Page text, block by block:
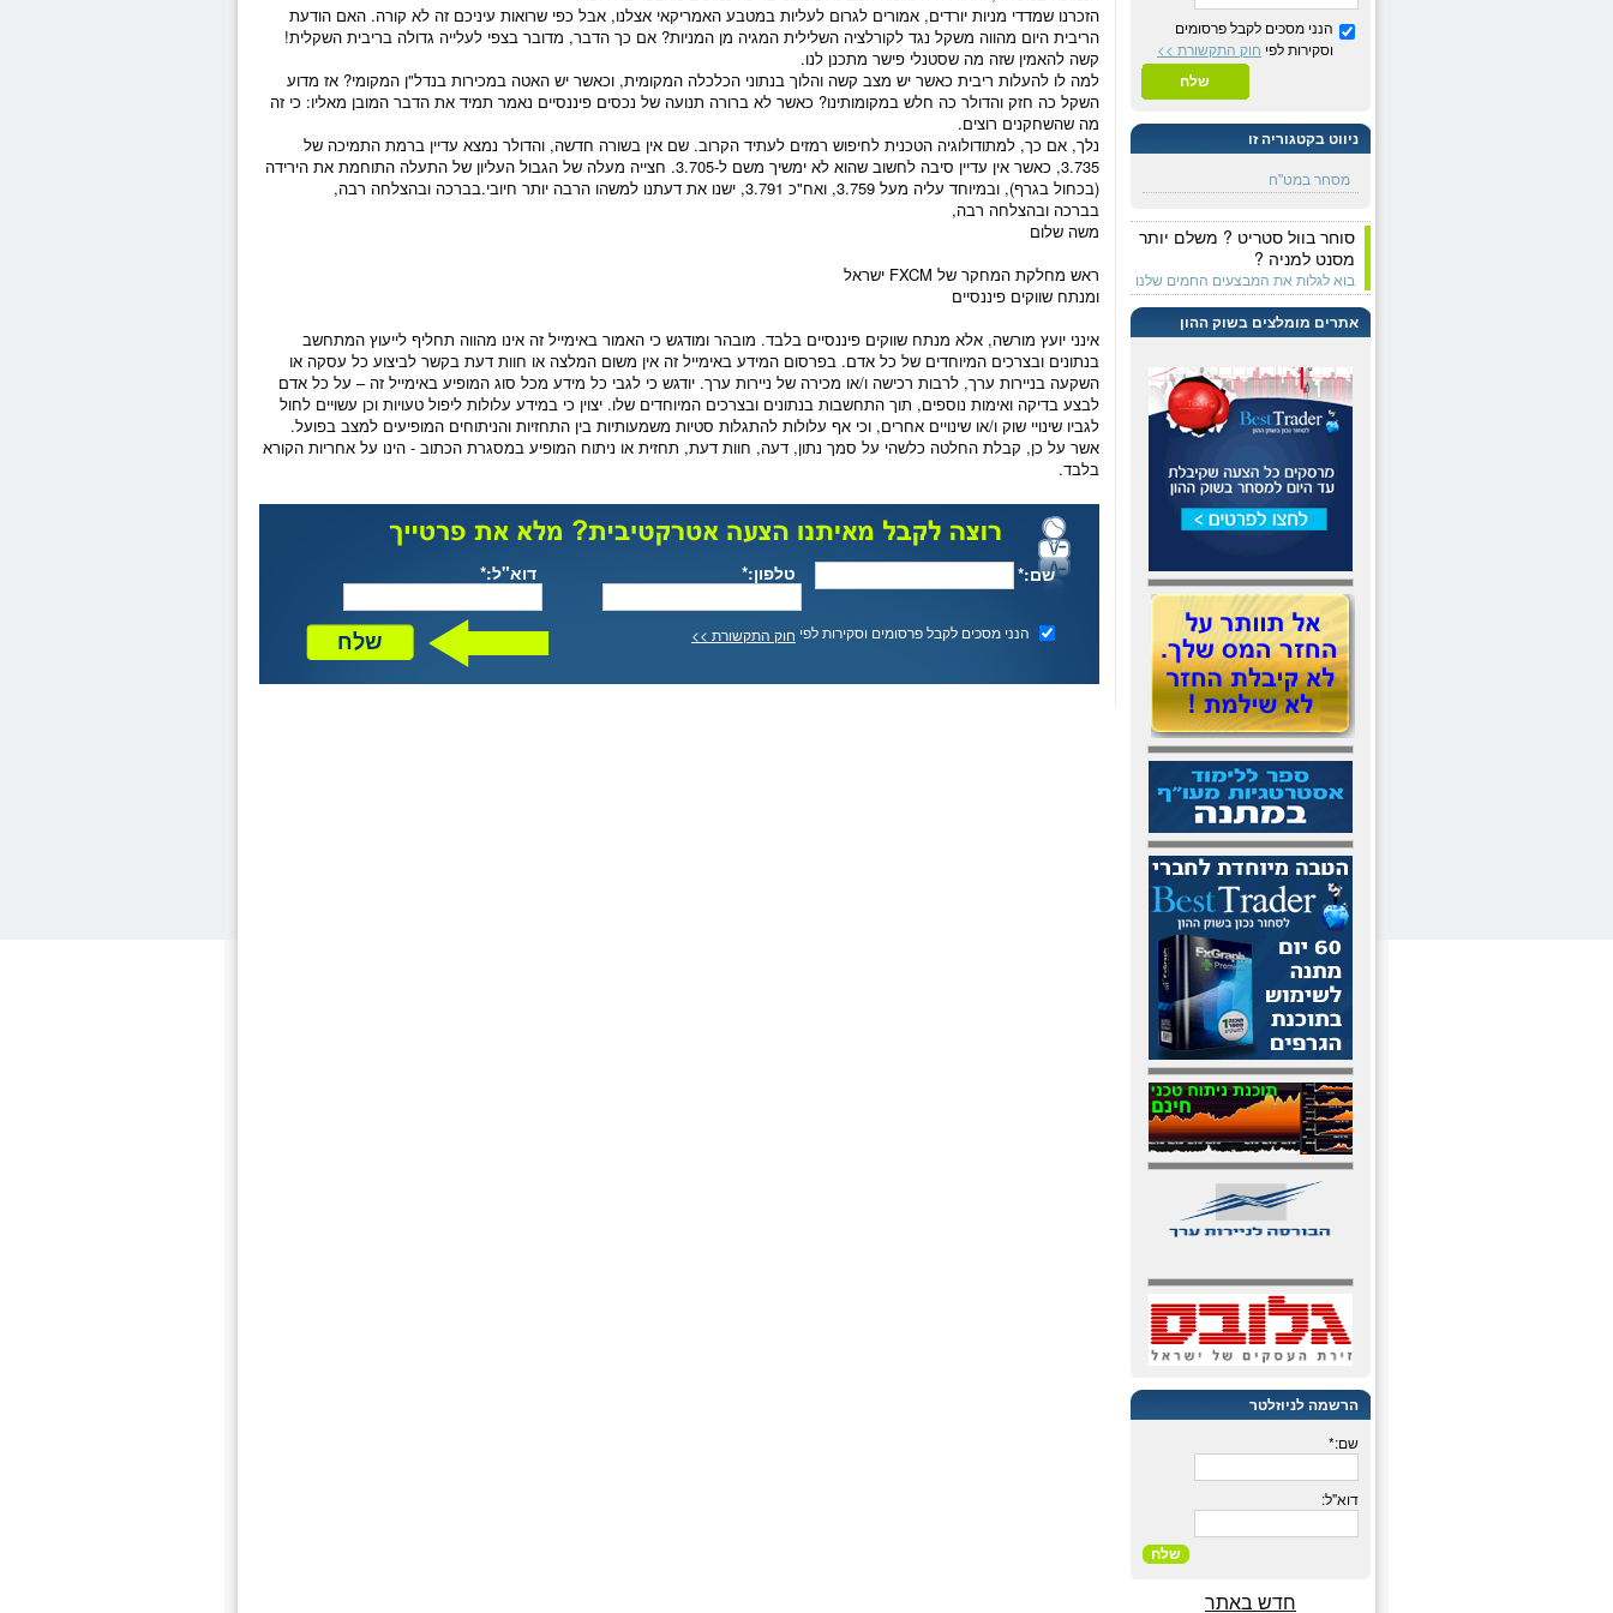
הזכרנו שמדדי מניות יורדים, אמורים לגרום לעליות במטבע האמריקאי אצלנו, אבל כפי שרואות עיניכם זה לא קורה. האם הודעת
הריבית היום מהווה משקל נגד לקורלציה השלילית המגיה מן המניות? אם כך הדבר, מדובר בצפי לעלייה גדולה בריבית השקלית!
קשה להאמין שזה מה שסטנלי פישר מתכנן לנו.
למה לו להעלות ריבית כאשר יש מצב קשה והלוך בנתוני הכלכלה המקומית, וכאשר יש האטה במכירות בנדל"ן המקומי? אז מדוע
השקל כה חזק והדולר כה חלש במקומותינו? כאשר לא ברורה תנועה של נכסים פיננסיים נאמר תמיד את הדבר המובן מאליו: כי זה
מה שהשחקנים רוצים.
נלך, אם כך, למתודולוגיה הטכנית לחיפוש רמזים לעתיד הקרוב. שם אין בשורה חדשה, והדולר נמצא עדיין ברמת התמיכה של
3.735, כאשר אין עדיין סיבה לחשוב שהוא לא ימשיך משם ל-3.705. חצייה מעלה של הגבול העליון של התעלה התוחמת את הירידה
(בכחול בגרף), ובמיוחד עליה מעל 3.759, ואח"כ 3.791, ישנו את דעתנו למשהו הרבה יותר חיובי.בברכה ובהצלחה רבה,
בברכה ובהצלחה רבה,
משה שלום
ראש מחלקת המחקר של FXCM ישראל
ומנתח שווקים פיננסיים
אינני יועץ מורשה, אלא מנתח שווקים פיננסיים בלבד. מובהר ומודגש כי האמור באימייל זה אינו מהווה תחליף לייעוץ המתחשב
בנתונים ובצרכים המיוחדים של כל אדם. בפרסום המידע באימייל זה אין משום המלצה או חוות דעת בקשר לביצוע כל עסקה או
השקעה בניירות ערך, לרבות רכישה ו/או מכירה של ניירות ערך. יודגש כי לגבי כל מידע מכל סוג המופיע באימייל זה – על כל אדם
לבצע בדיקה ואימות נוספים, תוך התחשבות בנתונים ובצרכים המיוחדים שלו. יצוין כי במידע עלולות ליפול טעויות וכן עשויים לחול
לגביו שינויי שוק ו/או שינויים אחרים, וכי אף עלולות להתגלות סטיות משמעותיות בין התחזיות והניתוחים המופיעים למצב בפועל.
אשר על כן, קבלת החלטה כלשהי על סמך נתון, דעה, חוות דעת, תחזית או ניתוח המופיע במסגרת הכתוב - הינו על אחריות הקורא
בלבד.
שם:* טלפון:* דוא"ל:*
הנני מסכים לקבל פרסומים וסקירות לפי חוק התקשורת >> שלח
הנני מסכים לקבל פרסומים
וסקירות לפי חוק התקשורת >>
שלח
ניווט בקטגוריה זו
מסחר במט"ח
סוחר בוול סטריט ? משלם יותר
מסנט למניה ?
בוא לגלות את המבצעים החמים שלנו
אתרים מומלצים בשוק ההון
הרשמה לניוזלטר
שם:*
דוא"ל:
שלח
חדש באתר